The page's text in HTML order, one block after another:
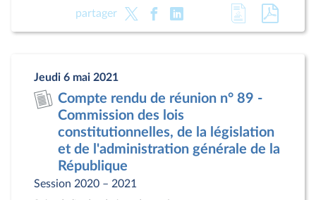
partager
Accéder
à
document
au
pdf
Jeudi 6 mai 2021
Compte rendu de réunion n° 89 -
Commission des lois
constitutionnelles, de la législation
et de l'administration générale de la
République
Session 2020 – 2021